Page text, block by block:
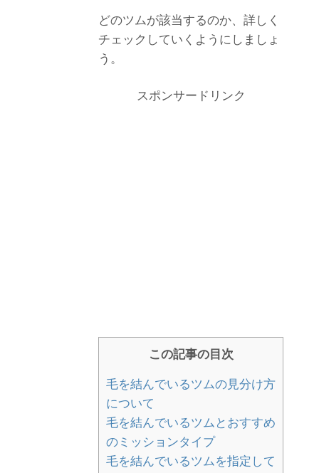
どのツムが該当するのか、詳しく
チェックしていくようにしましょ
う。
スポンサードリンク
この記事の目次
毛を結んでいるツムの見分け方
について
毛を結んでいるツムとおすすめ
のミッションタイプ
毛を結んでいるツムを指定して